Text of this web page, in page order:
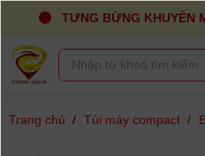
TƯNG BỪNG KHUYẾN
Trang chủ / Túi máy compact /